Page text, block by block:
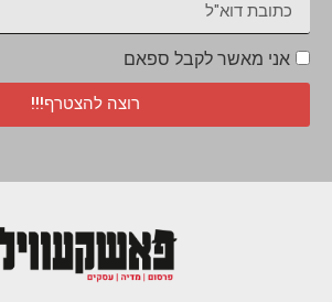
אני מאשר לקבל ספאם
רוצה להצטרף!!!